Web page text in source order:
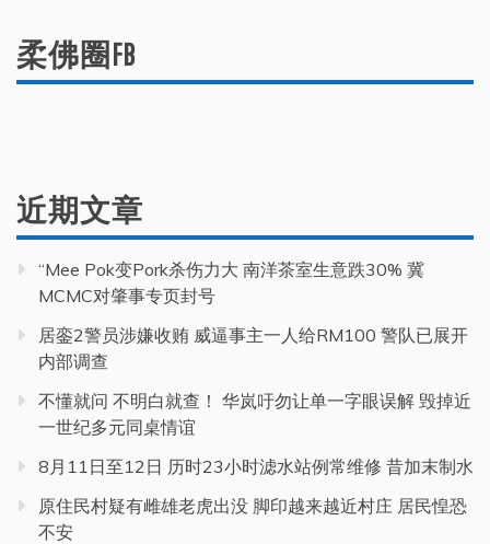
柔佛圈FB
近期文章
“Mee Pok变Pork杀伤力大 南洋茶室生意跌30% 冀
MCMC对肇事专页封号
居銮2警员涉嫌收贿 威逼事主一人给RM100 警队已展开
内部调查
不懂就问 不明白就查！ 华岚吁勿让单一字眼误解 毁掉近
一世纪多元同桌情谊
8月11日至12日 历时23小时滤水站例常维修 昔加末制水
原住民村疑有雌雄老虎出没 脚印越来越近村庄 居民惶恐
不安